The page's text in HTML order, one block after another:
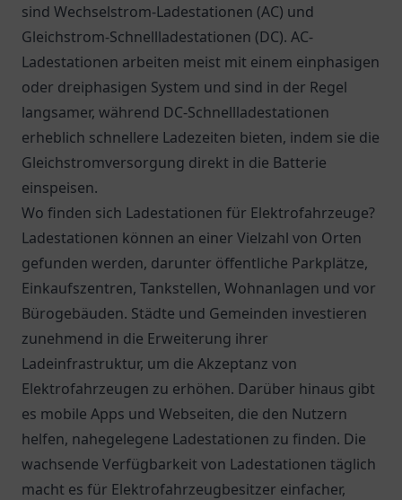
sind Wechselstrom-Ladestationen (AC) und
Gleichstrom-Schnellladestationen (DC). AC-
Ladestationen arbeiten meist mit einem einphasigen
oder dreiphasigen System und sind in der Regel
langsamer, während DC-Schnellladestationen
erheblich schnellere Ladezeiten bieten, indem sie die
Gleichstromversorgung direkt in die Batterie
einspeisen.
Wo finden sich Ladestationen für Elektrofahrzeuge?
Ladestationen können an einer Vielzahl von Orten
gefunden werden, darunter öffentliche Parkplätze,
Einkaufszentren, Tankstellen, Wohnanlagen und vor
Bürogebäuden. Städte und Gemeinden investieren
zunehmend in die Erweiterung ihrer
Ladeinfrastruktur, um die Akzeptanz von
Elektrofahrzeugen zu erhöhen. Darüber hinaus gibt
es mobile Apps und Webseiten, die den Nutzern
helfen, nahegelegene Ladestationen zu finden. Die
wachsende Verfügbarkeit von Ladestationen täglich
macht es für Elektrofahrzeugbesitzer einfacher,